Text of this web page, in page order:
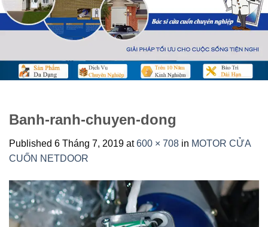
Banh-ranh-chuyen-dong
Published 6 Tháng 7, 2019 at600 × 708 in MOTOR CỬA
CUỐN NETDOOR